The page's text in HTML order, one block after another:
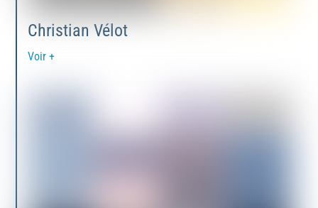
Christian Vélot
Voir +